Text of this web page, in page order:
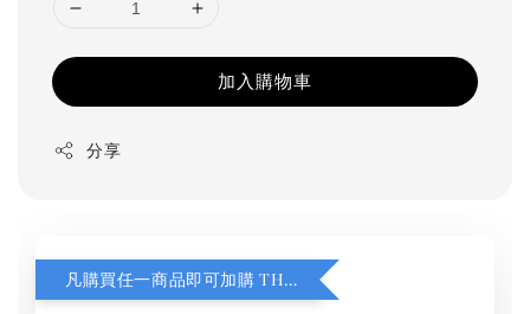
加入購物車
分享
凡購買任一商品即可加購 THT 九週年 同一片天空 無框畫 30 x 30 cm 附掛勾 (黑膠封面大小）